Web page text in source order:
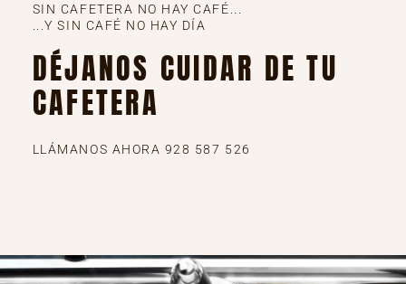
SIN CAFETERA NO HAY CAFÉ...
...Y SIN CAFÉ NO HAY DÍA
DÉJANOS CUIDAR DE TU
CAFETERA
LLÁMANOS AHORA 928 587 526